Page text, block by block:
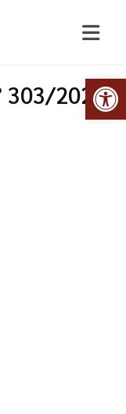
303/2022